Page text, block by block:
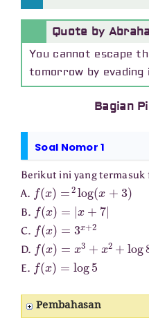
Quote by
You cannot escape
tomorrow by evading
Bagian
Soal Nomor 1
Berikut ini yang
A. f(x )= log x+ )
B. f(x )= + |
C. f(x )= x+2
D. f(x )= +x 2 log 8
E. f(x )= log
Pembahasan